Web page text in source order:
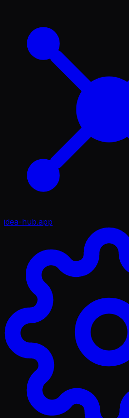
idea-hub.app